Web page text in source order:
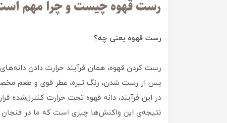
رست قهوه چیست و چرا مهم
رست قهوه یعنی چه؟
رست کردن قهوه، همان فرآیند حرارت دادن
پس از رست شدن، رنگ تیره، عطر قوی و طعم
در این فرآیند، دانه قهوه تحت حرارت کنترل‌شده
نتیجه‌ی این واکنش‌ها چیزی است که ما در